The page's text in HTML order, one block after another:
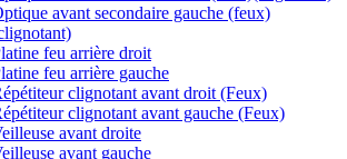
avant secondaire gauche (feux)
feu arrière droit
feu arrière gauche
clignotant avant droit (Feux)
clignotant avant gauche (Feux)
avant droite
avant gauche